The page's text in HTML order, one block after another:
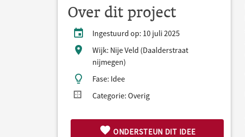
Over dit project
Ingestuurd op: 10 juli 2025
Wijk: Nije Veld (Daalderstraat
nijmegen)
Fase: Idee
Categorie: Overig
ONDERSTEUN DIT IDEE